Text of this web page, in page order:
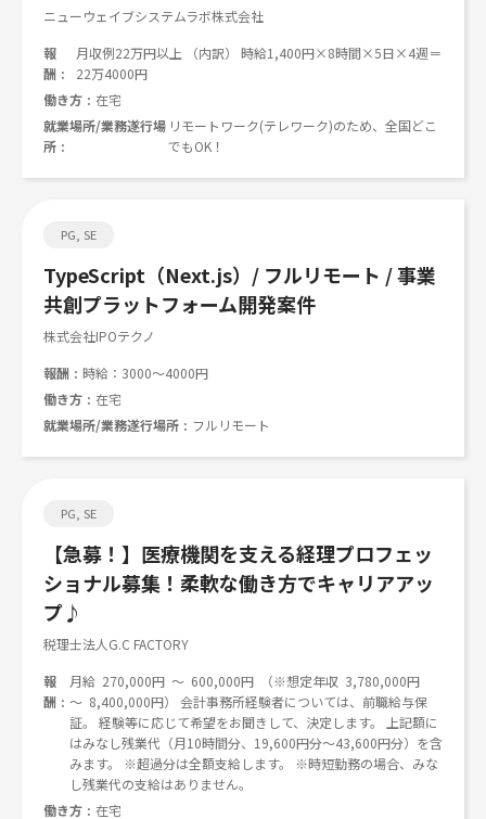
ニューウェイブシステムラボ株式会社
報
酬
月収例22万円以上 （内訳） 時給1,400円×8時間×5日×4週＝
22万4000円
働き方
在宅
就業場所/業務遂行場
所
リモートワーク(テレワーク)のため、全国どこ
でもOK！
PG, SE
TypeScript（Next.js）/ フルリモート / 事業
共創プラットフォーム開発案件
株式会社IPOテクノ
報酬
時給：3000～4000円
働き方
在宅
就業場所/業務遂行場所
フルリモート
PG, SE
【急募！】医療機関を支える経理プロフェッ
ショナル募集！柔軟な働き方でキャリアアッ
プ♪
税理士法人G.C FACTORY
報
酬
月給 270,000円 ～ 600,000円 （※想定年収 3,780,000円
～ 8,400,000円） 会計事務所経験者については、前職給与保
証。 経験等に応じて希望をお聞きして、決定します。 上記額に
はみなし残業代（月10時間分、19,600円分～43,600円分）を含
みます。 ※超過分は全額支給します。 ※時短勤務の場合、みな
し残業代の支給はありません。
働き方
在宅